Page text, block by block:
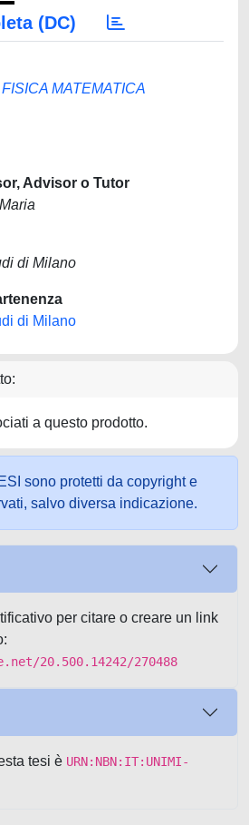
(DC)
MATEMATICA
Advisor o Tutor
di Milano
di Milano
a questo prodotto.
sono protetti da copyright e
salvo diversa indicazione.
per citare o creare un link
20.500.14242/270488
tesi è URN:NBN:IT:UNIMI-